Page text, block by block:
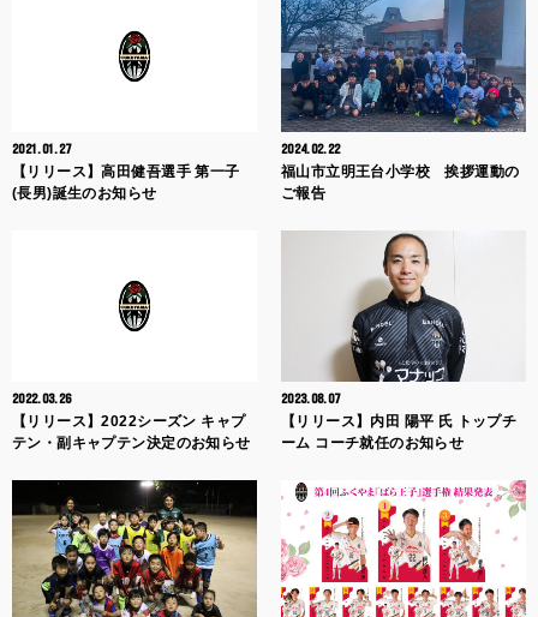
2021.01.27
【リリース】高田健吾選手 第一子
(長男)誕生のお知らせ
2024.02.22
福山市立明王台小学校 挨拶運動の
ご報告
2022.03.26
【リリース】2022シーズン キャプ
テン・副キャプテン決定のお知らせ
2023.08.07
【リリース】内田 陽平 氏 トップチ
ーム コーチ就任のお知らせ